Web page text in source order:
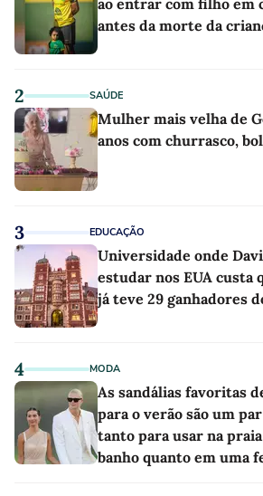
antes da morte da
2 SAÚDE
Mulher mais velha de
anos com churrasco,
3 EDUCAÇÃO
Universidade onde
estudar nos EUA custa
já teve 29 ganhadores
4 MODA
As sandálias favoritas
para o verão são um
tanto para usar na
banho quanto em uma